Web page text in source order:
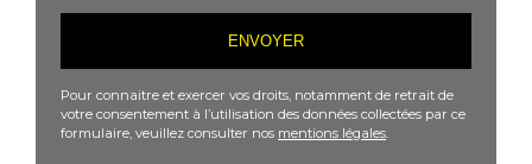
Pour connaitre et exercer vos droits, notamment de retrait de
votre consentement à l’utilisation des données collectées par ce
formulaire, veuillez consulter nos mentions légales